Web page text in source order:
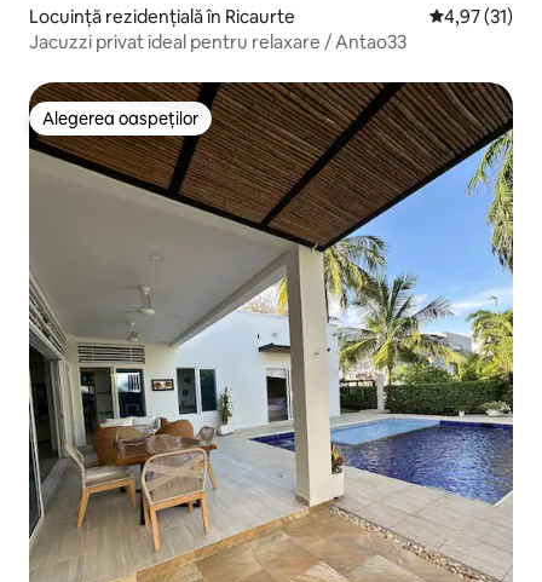
Locuință rezidențială în Ricaurte Scor mediu
4,97 (31)
Jacuzzi privat ideal pentru relaxare / Antao33
Alegerea oaspeților
Alegerea oaspeților